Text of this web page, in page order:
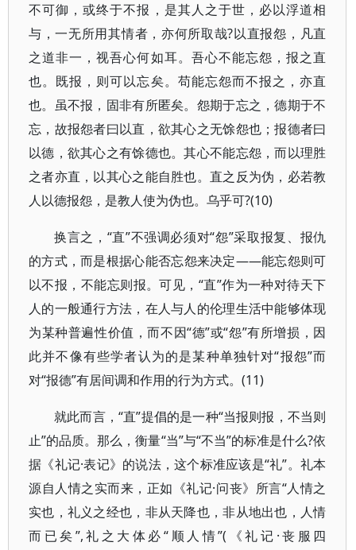
不可御，或终于不报，是其人之于世，必以浮道相
与，一无所用其情者，亦何所取哉?以直报怨，凡直
之道非一，视吾心何如耳。吾心不能忘怨，报之直
也。既报，则可以忘矣。苟能忘怨而不报之，亦直
也。虽不报，固非有所匿矣。怨期于忘之，德期于不
忘，故报怨者曰以直，欲其心之无馀怨也；报德者曰
以德，欲其心之有馀德也。其心不能忘怨，而以理胜
之者亦直，以其心之能自胜也。直之反为伪，必若教
人以德报怨，是教人使为伪也。乌乎可?(10)
换言之，“直”不强调必须对“怨”采取报复、报仇
的方式，而是根据心能否忘怨来决定——能忘怨则可
以不报，不能忘则报。可见，“直”作为一种对待天下
人的一般通行方法，在人与人的伦理生活中能够体现
为某种普遍性价值，而不因“德”或“怨”有所增损，因
此并不像有些学者认为的是某种单独针对“报怨”而
对“报德”有居间调和作用的行为方式。(11)
就此而言，“直”提倡的是一种“当报则报，不当则
止”的品质。那么，衡量“当”与“不当”的标准是什么?依
据《礼记·表记》的说法，这个标准应该是“礼”。礼本
源自人情之实而来，正如《礼记·问丧》所言“人情之
实也，礼义之经也，非从天降也，非从地出也，人情
而已矣”,礼之大体必“顺人情”(《礼记·丧服四